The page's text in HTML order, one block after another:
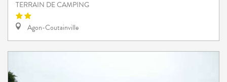
TERRAIN DE CAMPING
Agon-Coutainville